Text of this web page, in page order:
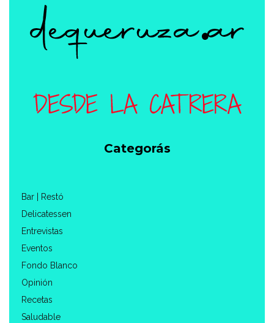
Categorás
Bar | Restó
Delicatessen
Entrevistas
Eventos
Fondo Blanco
Opinión
Recetas
Saludable